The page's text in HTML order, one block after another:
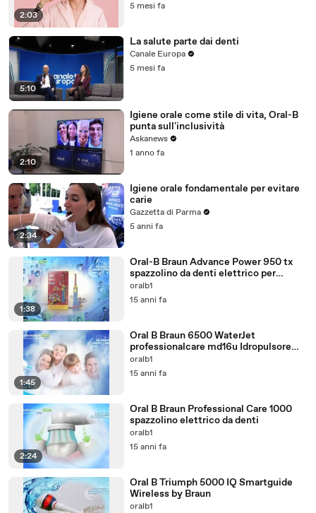
2:03
5 mesi fa
5:10
La salute parte dai denti
Canale Europa
5 mesi fa
2:10
Igiene orale come stile di vita, Oral-B
punta sull'inclusività
Askanews
1 anno fa
2:34
Igiene orale fondamentale per evitare
carie
Gazzetta di Parma
5 anni fa
1:38
Oral-B Braun Advance Power 950 tx
spazzolino da denti elettrico per
bambini
oralb1
15 anni fa
1:45
Oral B Braun 6500 WaterJet
professionalcare md16u Idropulsore
denti
oralb1
15 anni fa
2:24
Oral B Braun Professional Care 1000
spazzolino elettrico da denti
oralb1
15 anni fa
Oral B Triumph 5000 IQ Smartguide
Wireless by Braun
oralb1